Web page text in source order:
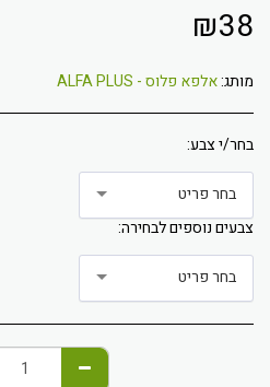
₪38
מותג:אלפא פלוס - ALFA PLUS
בחר/י צבע:
בחר פריט
צבעים נוספים לבחירה:
בחר פריט